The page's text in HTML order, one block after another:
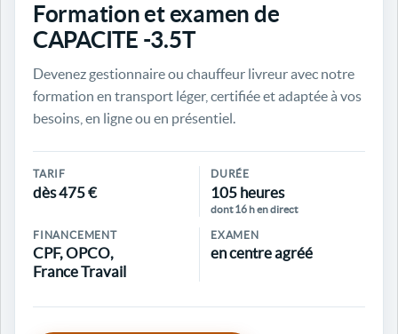
Formation et examen de
CAPACITE -3.5T
Devenez gestionnaire ou chauffeur livreur avec notre
formation en transport léger, certifiée et adaptée à vos
besoins, en ligne ou en présentiel.
TARIF
dès 475 €
DURÉE
105 heures
dont 16 h en direct
FINANCEMENT
CPF, OPCO,
France Travail
EXAMEN
en centre agréé